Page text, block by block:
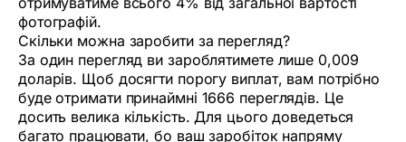
фотографій.
Скільки можна заробити за перегляд?
За один перегляд ви зароблятимете лише 0,009
доларів. Щоб досягти порогу виплат, вам потрібно
буде отримати принаймні 1666 переглядів. Це
досить велика кількість. Для цього доведеться
багато працювати, бо ваш заробіток напряму